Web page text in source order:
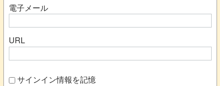
電子メール
URL
サインイン情報を記憶